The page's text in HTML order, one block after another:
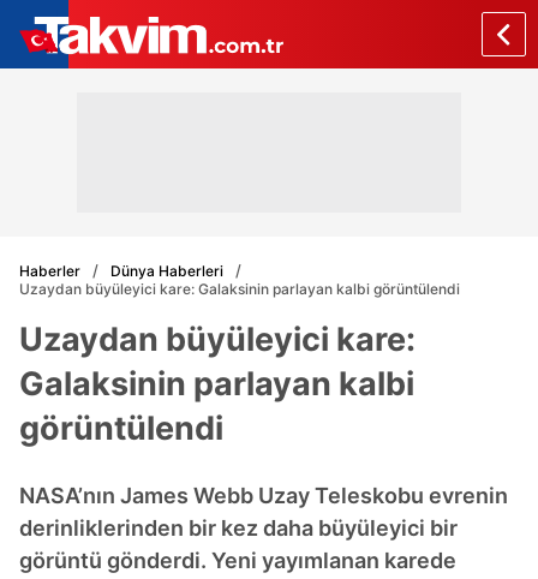
Haberler
Dünya Haberleri
Uzaydan büyüleyici kare: Galaksinin parlayan kalbi görüntülendi
Uzaydan büyüleyici kare:
Galaksinin parlayan kalbi
görüntülendi
NASA’nın James Webb Uzay Teleskobu evrenin
derinliklerinden bir kez daha büyüleyici bir
görüntü gönderdi. Yeni yayımlanan karede